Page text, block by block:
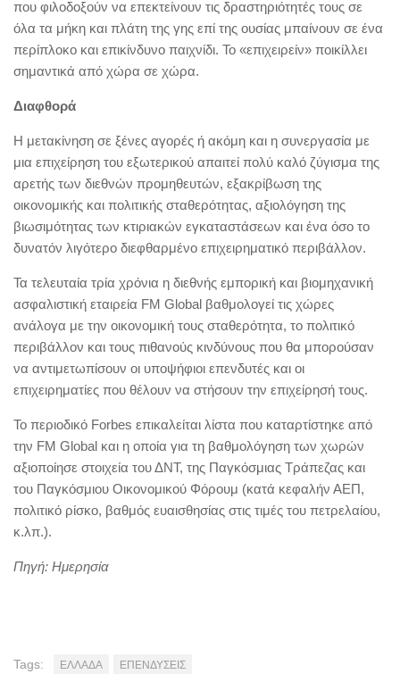
που φιλοδοξούν να επεκτείνουν τις δραστηριότητές τους σε
όλα τα μήκη και πλάτη της γης επί της ουσίας μπαίνουν σε ένα
περίπλοκο και επικίνδυνο παιχνίδι. Το «επιχειρείν» ποικίλλει
σημαντικά από χώρα σε χώρα.
Διαφθορά
Η μετακίνηση σε ξένες αγορές ή ακόμη και η συνεργασία με
μια επιχείρηση του εξωτερικού απαιτεί πολύ καλό ζύγισμα της
αρετής των διεθνών προμηθευτών, εξακρίβωση της
οικονομικής και πολιτικής σταθερότητας, αξιολόγηση της
βιωσιμότητας των κτιριακών εγκαταστάσεων και ένα όσο το
δυνατόν λιγότερο διεφθαρμένο επιχειρηματικό περιβάλλον.
Τα τελευταία τρία χρόνια η διεθνής εμπορική και βιομηχανική
ασφαλιστική εταιρεία FM Global βαθμολογεί τις χώρες
ανάλογα με την οικονομική τους σταθερότητα, το πολιτικό
περιβάλλον και τους πιθανούς κινδύνους που θα μπορούσαν
να αντιμετωπίσουν οι υποψήφιοι επενδυτές και οι
επιχειρηματίες που θέλουν να στήσουν την επιχείρησή τους.
Το περιοδικό Forbes επικαλείται λίστα που καταρτίστηκε από
την FM Global και η οποία για τη βαθμολόγηση των χωρών
αξιοποίησε στοιχεία του ΔΝΤ, της Παγκόσμιας Τράπεζας και
του Παγκόσμιου Οικονομικού Φόρουμ (κατά κεφαλήν ΑΕΠ,
πολιτικό ρίσκο, βαθμός ευαισθησίας στις τιμές του πετρελαίου,
κ.λπ.).
Πηγή: Ημερησία
Tags: ΕΛΛΑΔΑ ΕΠΕΝΔΥΣΕΙΣ